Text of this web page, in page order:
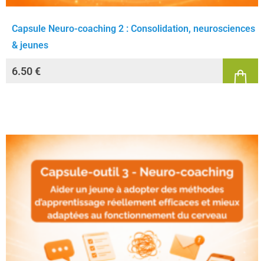
Capsule Neuro-coaching 2 : Consolidation, neurosciences
& jeunes
6.50€